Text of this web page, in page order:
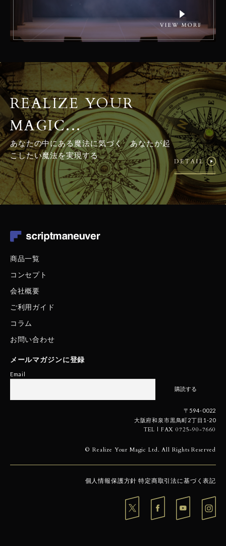
REALIZE YOUR
MAGIC...
あなたの中にある魔法に気づく あなたが起
こしたい魔法を実現する
商品一覧
コンセプト
会社概要
ご利用ガイド
コラム
お問い合わせ
メールマガジンに登録
Email
〒594-0022
大阪府和泉市黒鳥町2丁目1-20
TEL | FAX 0725-90-7660
© Realize Your Magic Ltd. All Rights Reserved
個人情報保護方針 特定商取引法に基づく表記